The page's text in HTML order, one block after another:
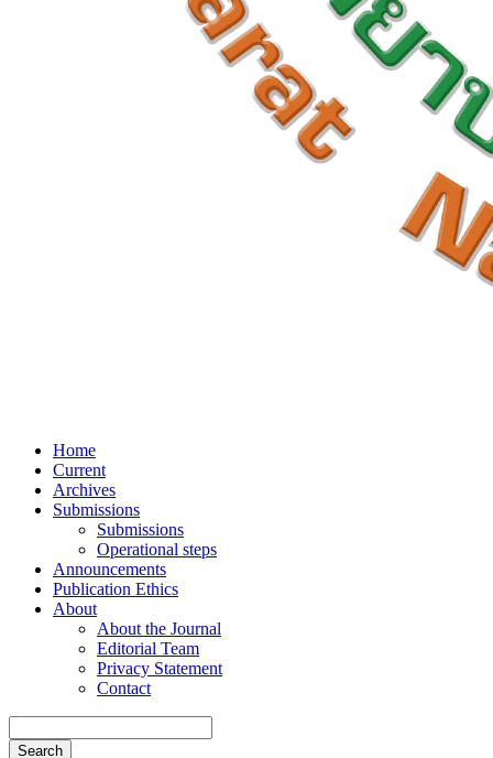
Home
Current
Archives
Submissions
Submissions
Operational steps
Announcements
Publication Ethics
About
About the Journal
Editorial Team
Privacy Statement
Contact
Search